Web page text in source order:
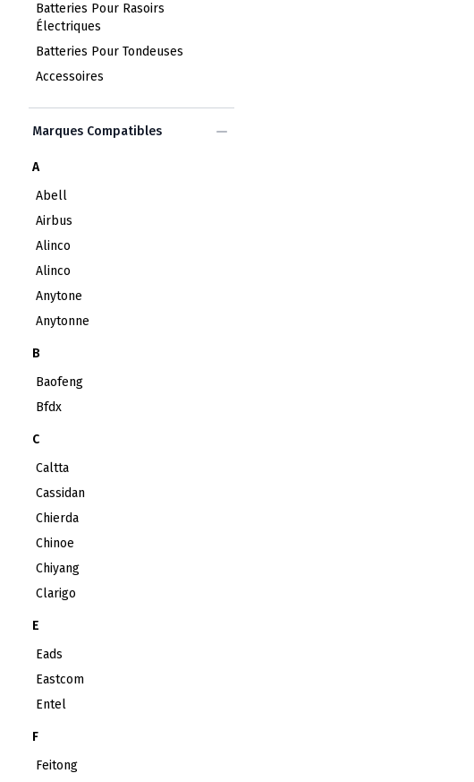
Batteries Pour Rasoirs
Électriques
Batteries Pour Tondeuses
Accessoires
Marques Compatibles
A
Abell
Airbus
Alinco
Alinco
Anytone
Anytonne
B
Baofeng
Bfdx
C
Caltta
Cassidan
Chierda
Chinoe
Chiyang
Clarigo
E
Eads
Eastcom
Entel
F
Feitong